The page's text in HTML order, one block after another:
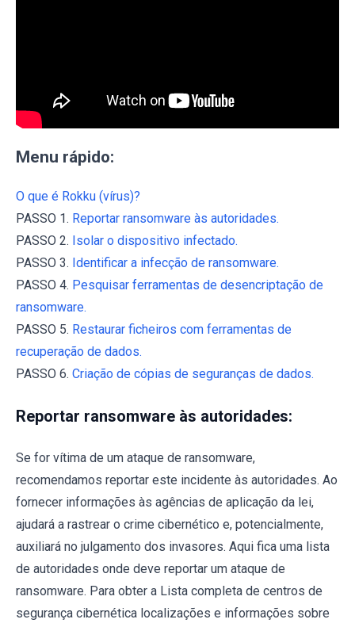
Menu rápido:
O que é Rokku (vírus)?
PASSO 1. Reportar ransomware às autoridades.
PASSO 2. Isolar o dispositivo infectado.
PASSO 3. Identificar a infecção de ransomware.
PASSO 4. Pesquisar ferramentas de desencriptação de
ransomware.
PASSO 5. Restaurar ficheiros com ferramentas de
recuperação de dados.
PASSO 6. Criação de cópias de seguranças de dados.
Reportar ransomware às autoridades:
Se for vítima de um ataque de ransomware,
recomendamos reportar este incidente às autoridades. Ao
fornecer informações às agências de aplicação da lei,
ajudará a rastrear o crime cibernético e, potencialmente,
auxiliará no julgamento dos invasores. Aqui fica uma lista
de autoridades onde deve reportar um ataque de
ransomware. Para obter a Lista completa de centros de
segurança cibernética localizações e informações sobre